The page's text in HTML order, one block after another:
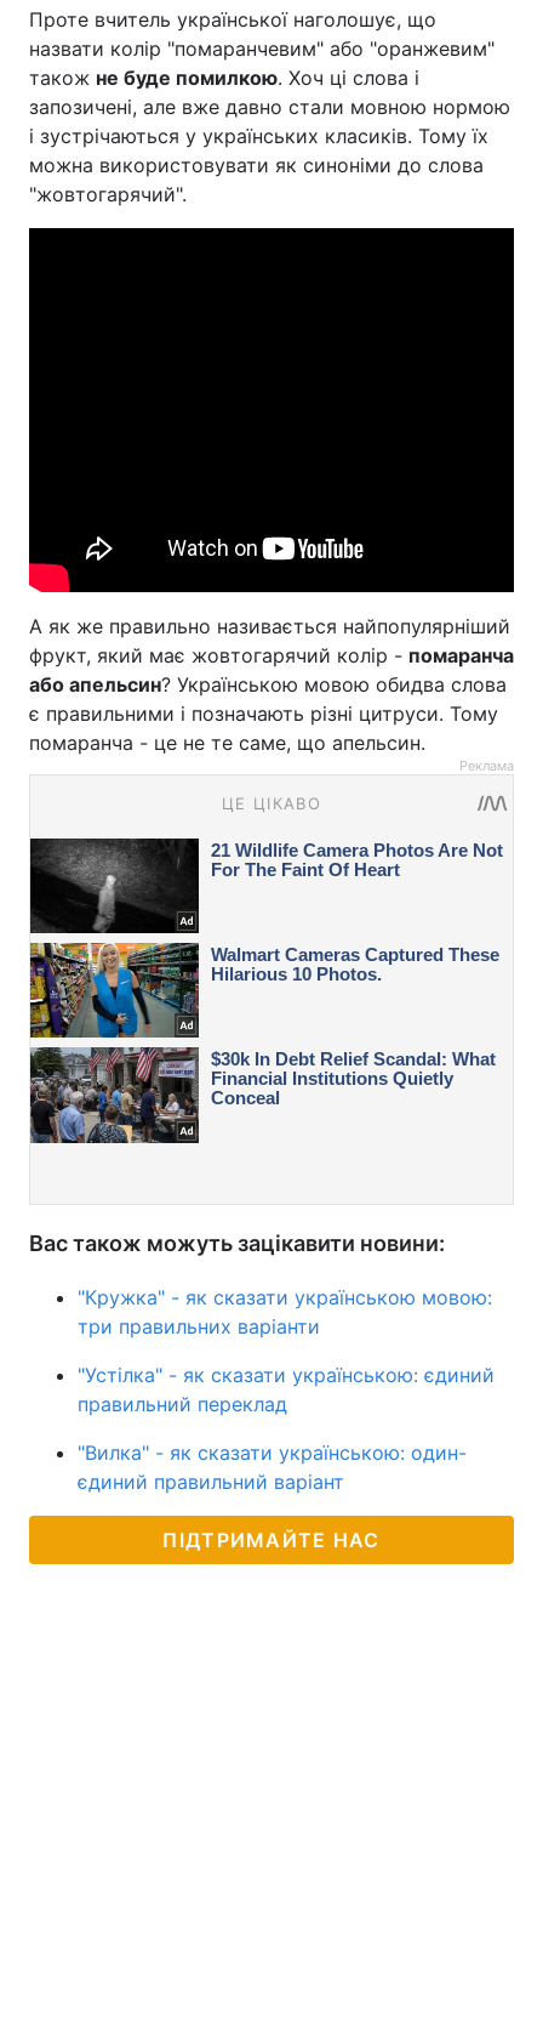
Проте вчитель української наголошує, що
назвати колір "помаранчевим" або "оранжевим"
також не буде помилкою. Хоч ці слова і
запозичені, але вже давно стали мовною нормою
і зустрічаються у українських класиків. Тому їх
можна використовувати як синоніми до слова
"жовтогарячий".
А як же правильно називається найпопулярніший
фрукт, який має жовтогарячий колір - помаранча
або апельсин? Українською мовою обидва слова
є правильними і позначають різні цитруси. Тому
помаранча - це не те саме, що апельсин.
Реклама
Вас також можуть зацікавити новини:
"Кружка" - як сказати українською мовою:
три правильних варіанти
"Устілка" - як сказати українською: єдиний
правильний переклад
"Вилка" - як сказати українською: один-
єдиний правильний варіант
ПІДТРИМАЙТЕ НАС